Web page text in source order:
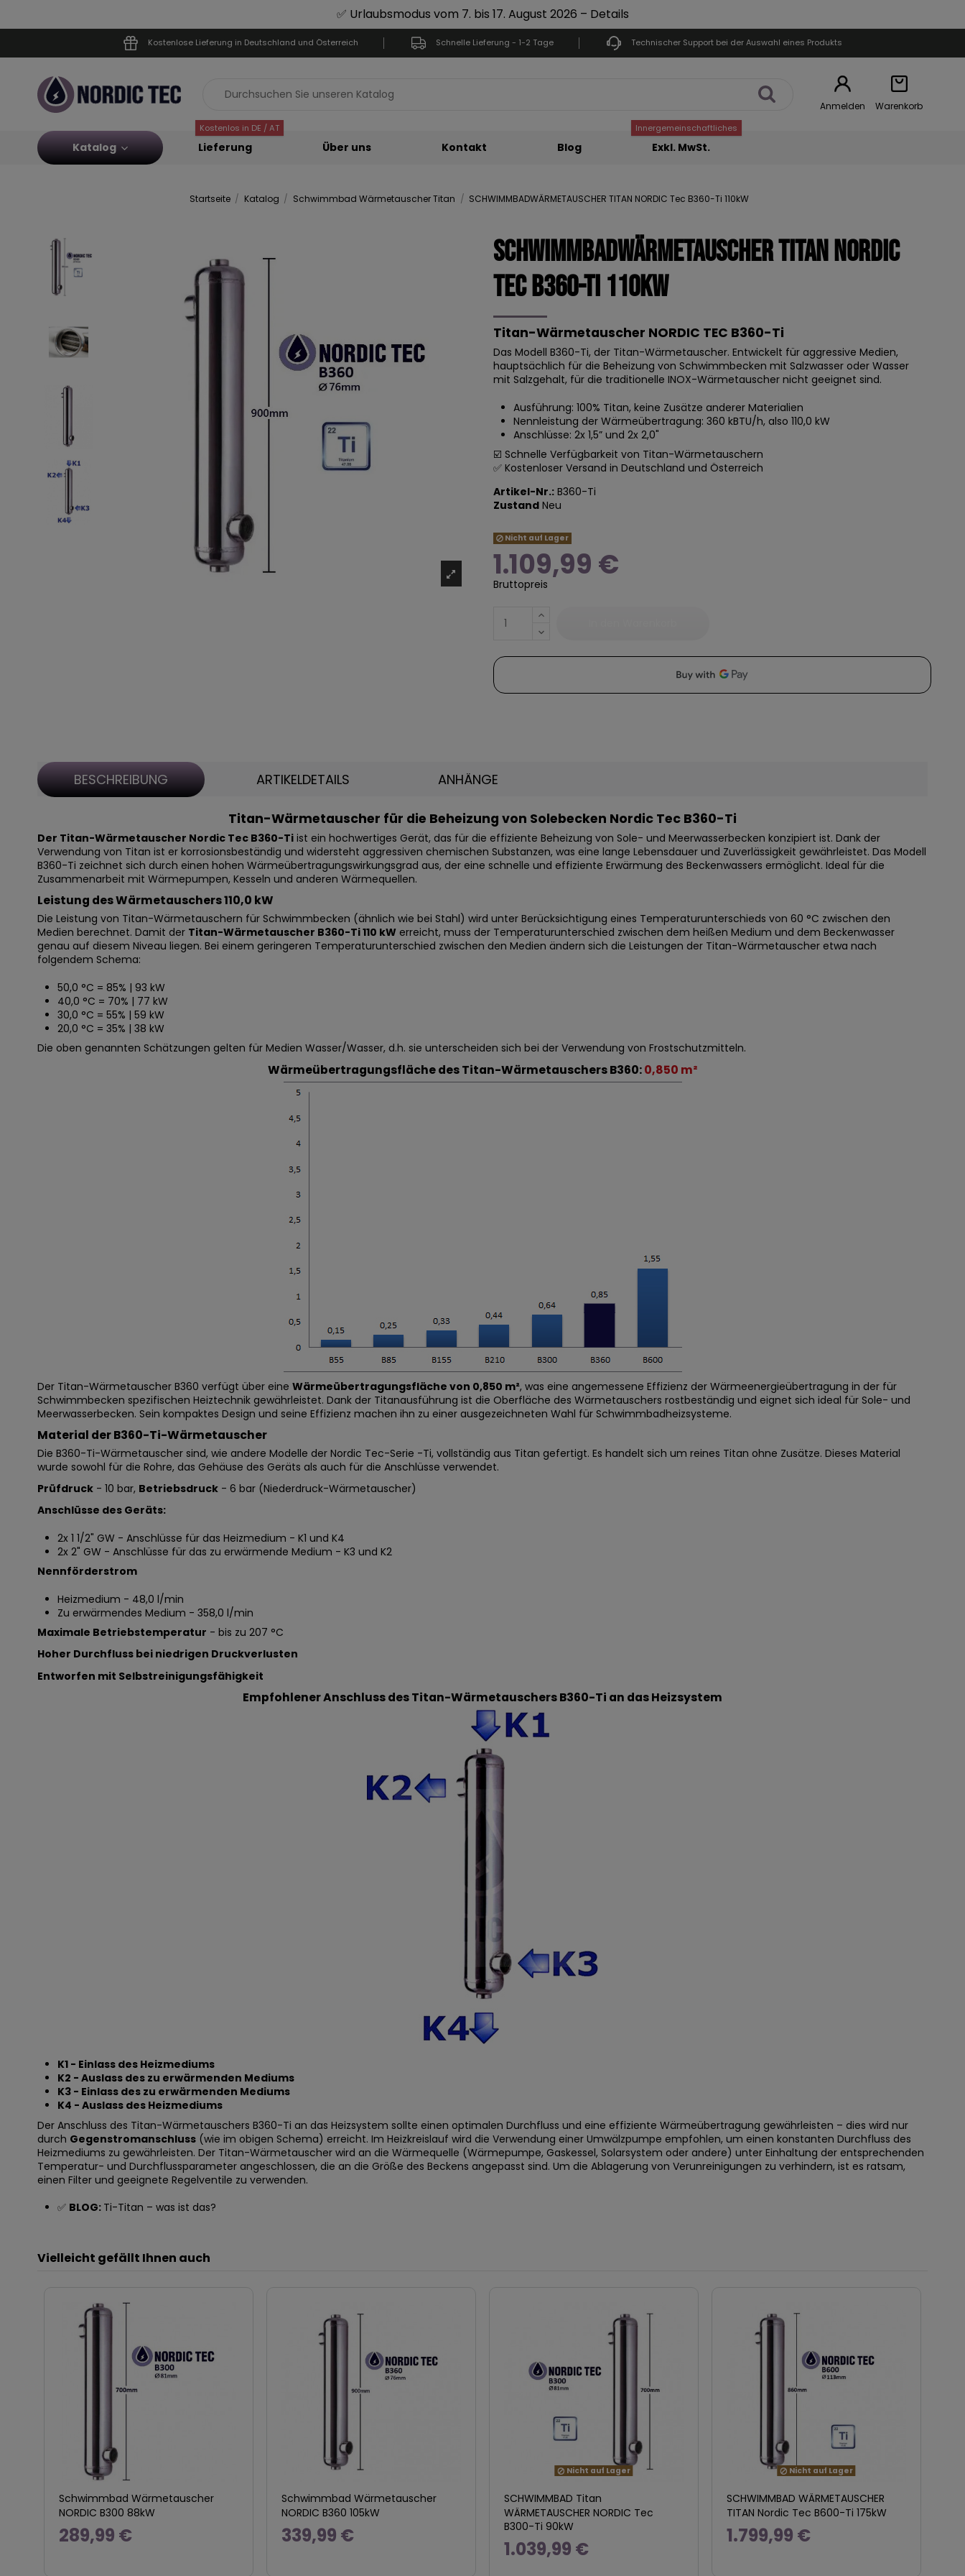
✅ Urlaubsmodus vom 7. bis 17. August 2026 – Details
Kostenlose Lieferung in Deutschland und Österreich Schnelle Lieferung - 1-2 Tage Technischer Support bei der Auswahl eines Produkts
Anmelden Warenkorb
Katalog
Kostenlos in DE / AT
Lieferung Über uns Kontakt Blog
Innergemeinschaftliches
Exkl. MwSt.
Startseite Katalog Schwimmbad Wärmetauscher Titan SCHWIMMBADWÄRMETAUSCHER TITAN NORDIC Tec B360-Ti 110kW
SCHWIMMBADWÄRMETAUSCHER TITAN NORDIC
Tec B360-Ti 110kW
Titan-Wärmetauscher NORDIC TEC B360-Ti
Das Modell B360-Ti, der Titan-Wärmetauscher. Entwickelt für aggressive Medien,
hauptsächlich für die Beheizung von Schwimmbecken mit Salzwasser oder Wasser
mit Salzgehalt, für die traditionelle INOX-Wärmetauscher nicht geeignet sind.
Ausführung: 100% Titan, keine Zusätze anderer Materialien
Nennleistung der Wärmeübertragung: 360 kBTU/h, also 110,0 kW
Anschlüsse: 2x 1,5” und 2x 2,0"
☑️ Schnelle Verfügbarkeit von Titan-Wärmetauschern
✅ Kostenloser Versand in Deutschland und Österreich
Artikel-Nr.: B360-Ti
Zustand Neu
Nicht auf Lager
1.109,99 €
Bruttopreis
BESCHREIBUNG ARTIKELDETAILS ANHÄNGE
Titan-Wärmetauscher für die Beheizung von Solebecken Nordic Tec B360-Ti
Der Titan-Wärmetauscher Nordic Tec B360-Ti ist ein hochwertiges Gerät, das für die effiziente Beheizung von Sole- und Meerwasserbecken konzipiert ist. Dank der
Verwendung von Titan ist er korrosionsbeständig und widersteht aggressiven chemischen Substanzen, was eine lange Lebensdauer und Zuverlässigkeit gewährleistet. Das Modell
B360-Ti zeichnet sich durch einen hohen Wärmeübertragungswirkungsgrad aus, der eine schnelle und effiziente Erwärmung des Beckenwassers ermöglicht. Ideal für die
Zusammenarbeit mit Wärmepumpen, Kesseln und anderen Wärmequellen.
Leistung des Wärmetauschers 110,0 kW
Die Leistung von Titan-Wärmetauschern für Schwimmbecken (ähnlich wie bei Stahl) wird unter Berücksichtigung eines Temperaturunterschieds von 60 °C zwischen den
Medien berechnet. Damit der Titan-Wärmetauscher B360-Ti 110 kW erreicht, muss der Temperaturunterschied zwischen dem heißen Medium und dem Beckenwasser
genau auf diesem Niveau liegen. Bei einem geringeren Temperaturunterschied zwischen den Medien ändern sich die Leistungen der Titan-Wärmetauscher etwa nach
folgendem Schema:
50,0 °C = 85% | 93 kW
40,0 °C = 70% | 77 kW
30,0 °C = 55% | 59 kW
20,0 °C = 35% | 38 kW
Die oben genannten Schätzungen gelten für Medien Wasser/Wasser, d.h. sie unterscheiden sich bei der Verwendung von Frostschutzmitteln.
Wärmeübertragungsfläche des Titan-Wärmetauschers B360:0,850 m²
Der Titan-Wärmetauscher B360 verfügt über eine Wärmeübertragungsfläche von 0,850 m², was eine angemessene Effizienz der Wärmeenergieübertragung in der für
Schwimmbecken spezifischen Heiztechnik gewährleistet. Dank der Titanausführung ist die Oberfläche des Wärmetauschers rostbeständig und eignet sich ideal für Sole- und
Meerwasserbecken. Sein kompaktes Design und seine Effizienz machen ihn zu einer ausgezeichneten Wahl für Schwimmbadheizsysteme.
Material der B360-Ti-Wärmetauscher
Die B360-Ti-Wärmetauscher sind, wie andere Modelle der Nordic Tec-Serie -Ti, vollständig aus Titan gefertigt. Es handelt sich um reines Titan ohne Zusätze. Dieses Material
wurde sowohl für die Rohre, das Gehäuse des Geräts als auch für die Anschlüsse verwendet.
Prüfdruck - 10 bar, Betriebsdruck - 6 bar (Niederdruck-Wärmetauscher)
Anschlüsse des Geräts:
2x 1 1/2" GW - Anschlüsse für das Heizmedium - K1 und K4
2x 2" GW - Anschlüsse für das zu erwärmende Medium - K3 und K2
Nennförderstrom
Heizmedium - 48,0 l/min
Zu erwärmendes Medium - 358,0 l/min
Maximale Betriebstemperatur - bis zu 207 °C
Hoher Durchfluss bei niedrigen Druckverlusten
Entworfen mit Selbstreinigungsfähigkeit
Empfohlener Anschluss des Titan-Wärmetauschers B360-Ti an das Heizsystem
K1 - Einlass des Heizmediums
K2 - Auslass des zu erwärmenden Mediums
K3 - Einlass des zu erwärmenden Mediums
K4 - Auslass des Heizmediums
Der Anschluss des Titan-Wärmetauschers B360-Ti an das Heizsystem sollte einen optimalen Durchfluss und eine effiziente Wärmeübertragung gewährleisten – dies wird nur
durch Gegenstromanschluss (wie im obigen Schema) erreicht. Im Heizkreislauf wird die Verwendung einer Umwälzpumpe empfohlen, um einen konstanten Durchfluss des
Heizmediums zu gewährleisten. Der Titan-Wärmetauscher wird an die Wärmequelle (Wärmepumpe, Gaskessel, Solarsystem oder andere) unter Einhaltung der entsprechenden
Temperatur- und Durchflussparameter angeschlossen, die an die Größe des Beckens angepasst sind. Um die Ablagerung von Verunreinigungen zu verhindern, ist es ratsam,
einen Filter und geeignete Regelventile zu verwenden.
✅ BLOG: Ti-Titan – was ist das?
Vielleicht gefällt Ihnen auch
Schwimmbad Wärmetauscher
NORDIC B300 88kW
289,99 €
Schwimmbad Wärmetauscher
NORDIC B360 105kW
339,99 €
Nicht auf Lager
SCHWIMMBAD Titan
WÄRMETAUSCHER NORDIC Tec
B300-Ti 90kW
1.039,99 €
Nicht auf Lager
SCHWIMMBAD WÄRMETAUSCHER
TITAN Nordic Tec B600-Ti 175kW
1.799,99 €